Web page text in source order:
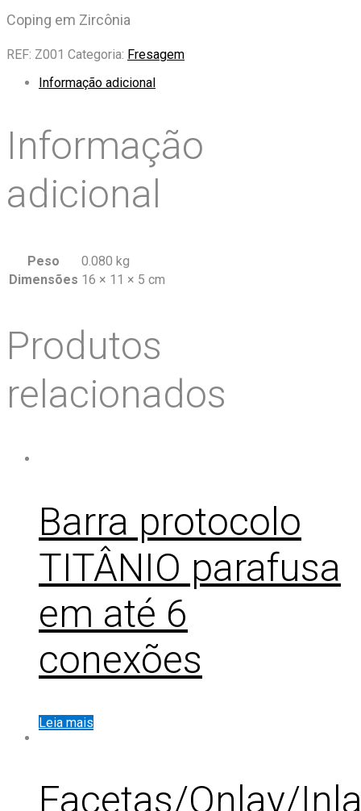
Coping em Zircônia
REF: Z001 Categoria: Fresagem
Informação adicional
Informação
adicional
Peso
0.080 kg
Dimensões 16 × 11 × 5 cm
Produtos
relacionados
Barra protocolo
TITÂNIO parafusa
em até 6
conexões
Leia mais
Facetas/Onlay/